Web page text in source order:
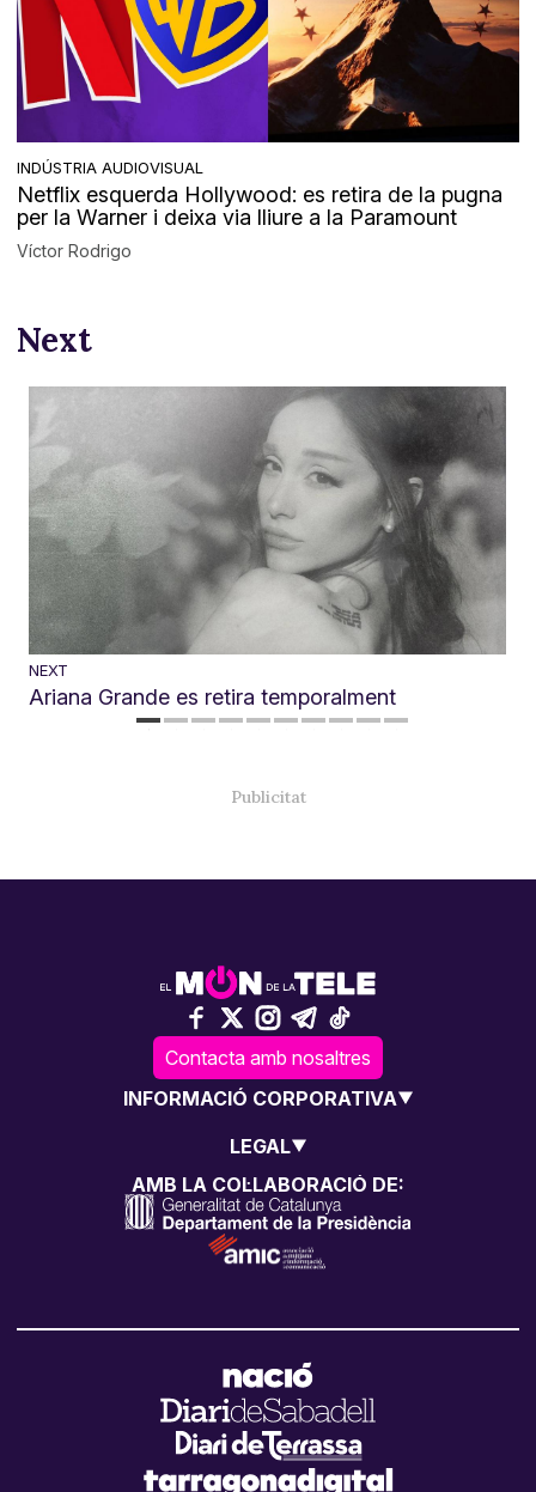
INDÚSTRIA AUDIOVISUAL
Netflix esquerda Hollywood: es retira de la pugna
per la Warner i deixa via lliure a la Paramount
Víctor Rodrigo
Next
NEXT
Ariana Grande es retira temporalment
Contacta amb nosaltres
INFORMACIÓ CORPORATIVA
LEGAL
AMB LA COL·LABORACIÓ DE: